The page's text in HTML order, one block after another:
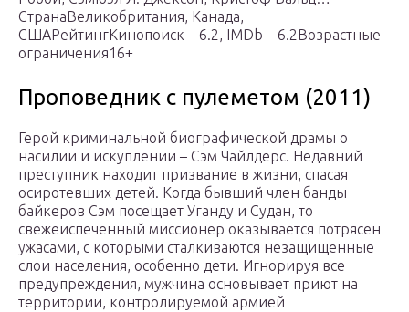
СтранаВеликобритания, Канада,
СШАРейтингКинопоиск – 6.2, IMDb – 6.2Возрастные
ограничения16+
Проповедник с пулеметом (2011)
Герой криминальной биографической драмы о
насилии и искуплении – Сэм Чайлдерс. Недавний
преступник находит призвание в жизни, спасая
осиротевших детей. Когда бывший член банды
байкеров Сэм посещает Уганду и Судан, то
свежеиспеченный миссионер оказывается потрясен
ужасами, с которыми сталкиваются незащищенные
слои населения, особенно дети. Игнорируя все
предупреждения, мужчина основывает приют на
территории, контролируемой армией